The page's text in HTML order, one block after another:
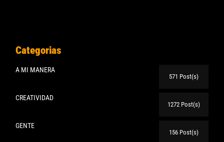
Categorias
A MI MANERA
571 Post(s)
CREATIVIDAD
1272 Post(s)
GENTE
156 Post(s)